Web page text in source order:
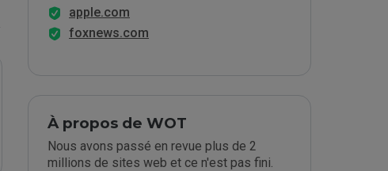
apple.com
foxnews.com
À propos de WOT
Nous avons passé en revue plus de 2
millions de sites web et ce n'est pas fini.